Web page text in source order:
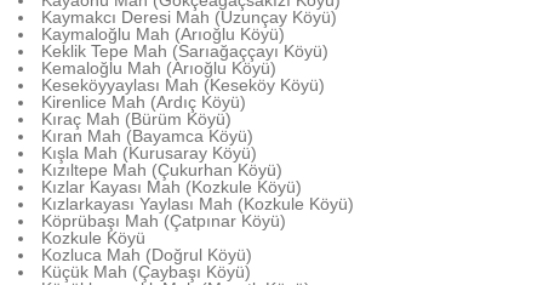
Kaymakcı Deresi Mah (Uzunçay Köyü)
Kaymaloğlu Mah (Arıoğlu Köyü)
Keklik Tepe Mah (Sarıağaççayı Köyü)
Kemaloğlu Mah (Arıoğlu Köyü)
Keseköyyaylası Mah (Keseköy Köyü)
Kirenlice Mah (Ardıç Köyü)
Kıraç Mah (Bürüm Köyü)
Kıran Mah (Bayamca Köyü)
Kışla Mah (Kurusaray Köyü)
Kızıltepe Mah (Çukurhan Köyü)
Kızlar Kayası Mah (Kozkule Köyü)
Kızlarkayası Yaylası Mah (Kozkule Köyü)
Köprübaşı Mah (Çatpınar Köyü)
Kozkule Köyü
Kozluca Mah (Doğrul Köyü)
Küçük Mah (Çaybaşı Köyü)